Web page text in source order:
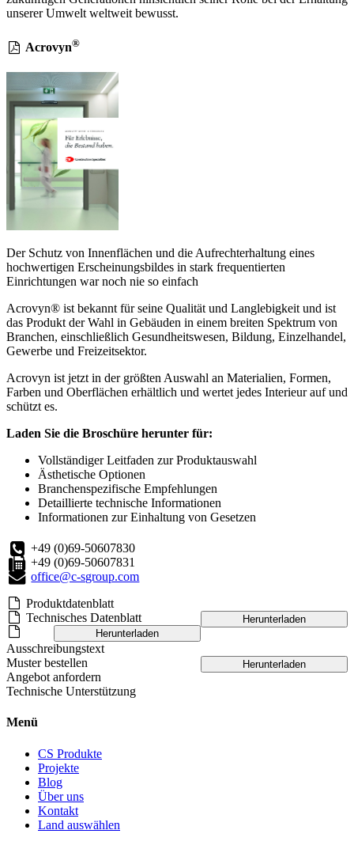
unserer Umwelt weltweit bewusst.
Acrovyn®
Der Schutz von Innenflächen und die Aufrechterhaltung eines
hochwertigen Erscheinungsbildes in stark frequentierten
Einrichtungen war noch nie so einfach
Acrovyn® ist bekannt für seine Qualität und Langlebigkeit und ist
das Produkt der Wahl in Gebäuden in einem breiten Spektrum von
Branchen, einschließlich Gesundheitswesen, Bildung, Einzelhandel,
Gewerbe und Freizeitsektor.
Acrovyn ist jetzt in der größten Auswahl an Materialien, Formen,
Farben und Oberflächen erhältlich und wertet jedes Interieur auf und
schützt es.
Laden Sie die Broschüre herunter für:
Vollständiger Leitfaden zur Produktauswahl
Ästhetische Optionen
Branchenspezifische Empfehlungen
Detaillierte technische Informationen
Informationen zur Einhaltung von Gesetzen
+49 (0)69-50607830
+49 (0)69-50607831
office@c-sgroup.com
Produktdatenblatt
Herunterladen
Technisches Datenblatt
Herunterladen
Ausschreibungstext
Herunterladen
Muster bestellen
Angebot anfordern
Technische Unterstützung
Menü
CS Produkte
Projekte
Blog
Über uns
Kontakt
Land auswählen